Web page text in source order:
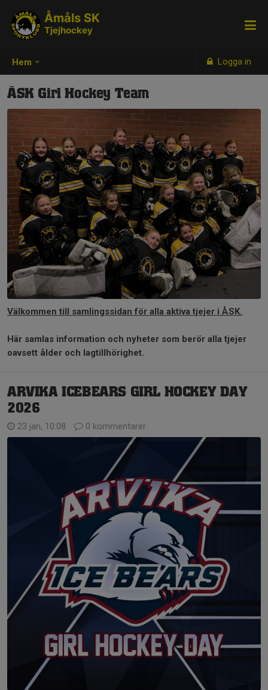
Hem Logga in
Åmåls SK
Tjejhockey
ÅSK Girl Hockey Team
Välkommen till samlingssidan för alla aktiva tjejer i ÅSK.
Här samlas information och nyheter som berör alla tjejer
oavsett ålder och lagtillhörighet.
ARVIKA ICEBEARS GIRL HOCKEY DAY
2026
23 jan, 10:08 0 kommentarer